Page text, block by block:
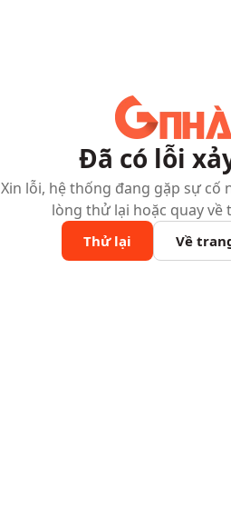
Đã có lỗi
Xin lỗi, hệ thống đang gặp sự cố
lòng thử lại hoặc quay về
Thử lại Về